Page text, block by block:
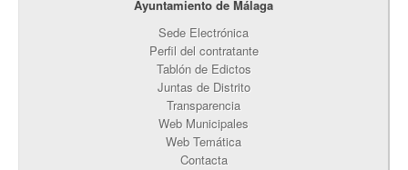
Ayuntamiento de Málaga
Sede Electrónica
Perfil del contratante
Tablón de Edictos
Juntas de Distrito
Transparencia
Web Municipales
Web Temática
Contacta